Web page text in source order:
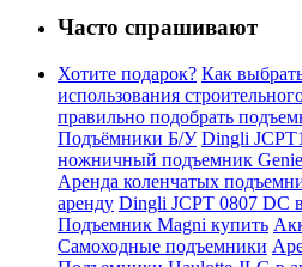
Часто спрашивают
Хотите подарок? Как
использования
правильно подобрать
Подъёмники Б/У Dingli
ножничный подъемник
Аренда коленчатых
аренду Dingli JCPT 0807 DC
Подъемник Magni купить
Самоходные подъемники